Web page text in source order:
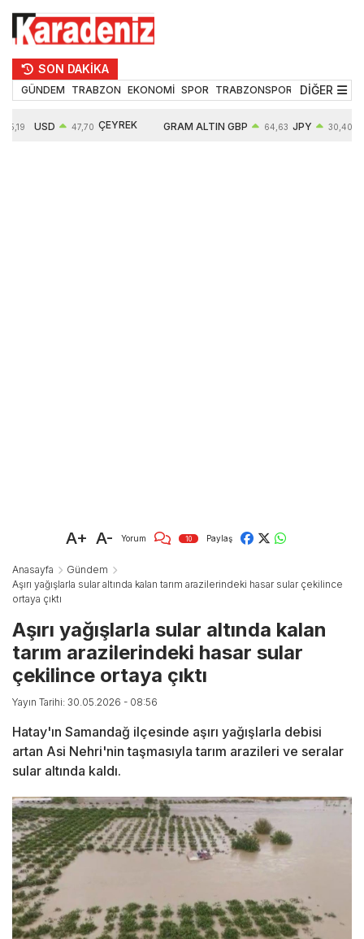
SON DAKİKA
GÜNDEM TRABZON EKONOMİ SPOR TRABZONSPOR TEKNOLOJİ
DİĞER
55,19 USD 47,70 ÇEYREK GRAM ALTIN GBP 64,63 JPY 30,40
A+ A- Yorum 10 Paylaş
Anasayfa
Gündem
Aşırı yağışlarla sular altında kalan tarım arazilerindeki hasar sular çekilince
ortaya çıktı
Aşırı yağışlarla sular altında kalan
tarım arazilerindeki hasar sular
çekilince ortaya çıktı
Yayın Tarihi: 30.05.2026 - 08:56
Hatay'ın Samandağ ilçesinde aşırı yağışlarla debisi
artan Asi Nehri'nin taşmasıyla tarım arazileri ve seralar
sular altında kaldı.